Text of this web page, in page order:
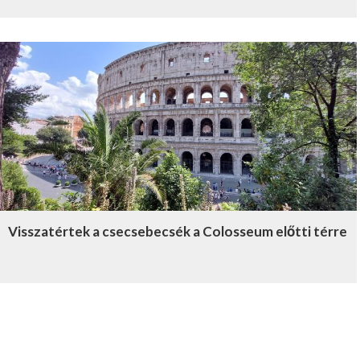
Visszatértek a csecsebecsék a Colosseum előtti térre